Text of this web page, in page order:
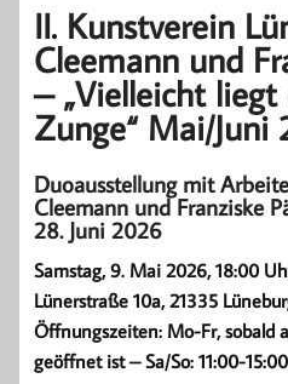
II. Kunstverein
Cleemann und
– „Vielleicht liegt
Zunge“ Mai/Juni
Duoausstellung mit
Cleemann und Franziske
28. Juni 2026
Samstag, 9. Mai 2026, 18:00
Lünerstraße 10a, 21335
Öffnungszeiten: Mo-Fr, sobald
geöffnet ist – Sa/So: 11:00-